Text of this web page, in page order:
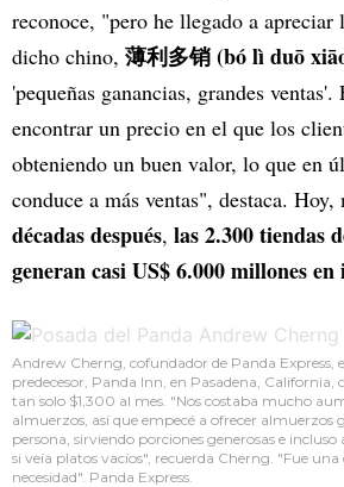
reconoce, "pero he llegado a apreciar
dicho chino, 薄利多销 (bó lì duō
'pequeñas ganancias, grandes
encontrar un precio en el que los
obteniendo un buen valor, lo que en
conduce a más ventas", destaca. Hoy,
décadas después, las 2.300 tiendas
generan casi US$ 6.000 millones en
Andrew Cherng, cofundador de Panda Express,
predecesor, Panda Inn, en Pasadena, California,
tan solo $1,300 al mes. "Nos costaba mucho
almuerzos, así que empecé a ofrecer almuerzos
persona, sirviendo porciones generosas e
si veía platos vacíos", recuerda Cherng. "Fue
necesidad". Panda Express.